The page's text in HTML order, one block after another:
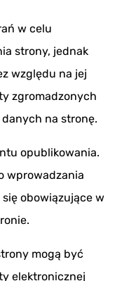
w celu
strony, jednak
względu na jej
zgromadzonych
danych na stronę.
opublikowania.
wprowadzania
obowiązujące w
mogą być
elektronicznej